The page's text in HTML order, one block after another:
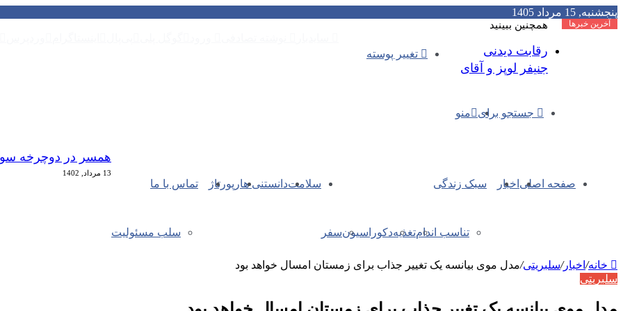
پنجشنبه, 15 مرداد 1405
آخرین خبرها
تغییر پوسته
منو جستجو برای
صفحه اصلی اخبار سبک زندگی
تناسب اندامتغذیهدکوراسیونسفر
سلامتدانستنی هارپورتاژ تماس با ما
سلب مسئولیت
خانه/ اخبار/سلبریتی/مدل موی بیانسه یک تغییر جذاب برای زمستان امسال خواهد بود
سلبریتی
همچنین ببینید
رقابت دیدنی
جنیفر لوپز و آقای
همسر در دوچرخه
13 مرداد, 1402